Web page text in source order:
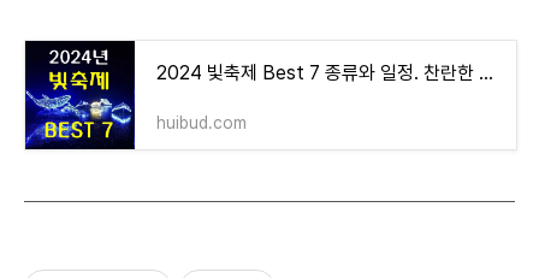
2024 빛축제 Best 7 종류와 일정. 찬란한 밤을 선사하는 축제
huibud.com